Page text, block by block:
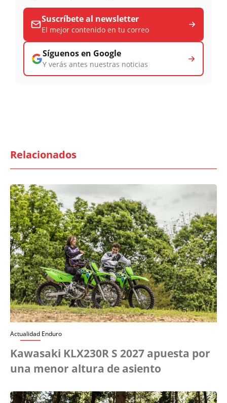
Suscríbete al newsletter
El mejor contenido en tu correo
Síguenos en Google
Y verás antes nuestras noticias
Relacionados
Actualidad Enduro
Kawasaki KLX230R S 2027 apuesta por
una menor altura de asiento